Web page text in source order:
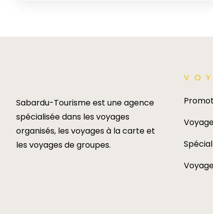
Sabardu-Tourisme est une agence
spécialisée dans les voyages
organisés, les voyages à la carte et
les voyages de groupes.​